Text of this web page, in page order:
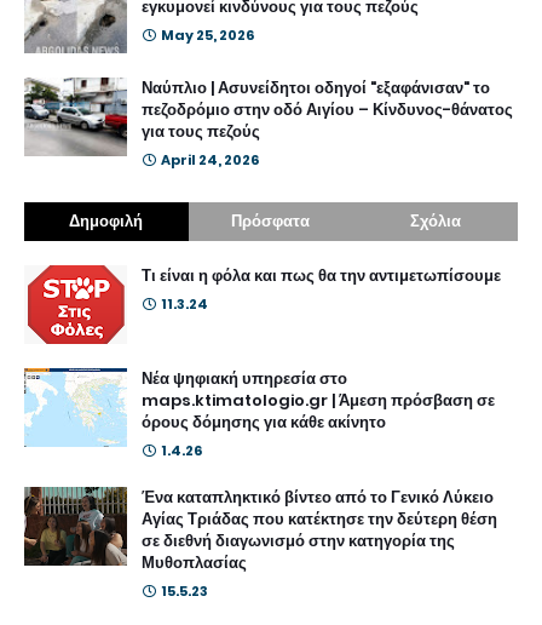
εγκυμονεί κινδύνους για τους πεζούς
May 25, 2026
Ναύπλιο | Ασυνείδητοι οδηγοί "εξαφάνισαν" το
πεζοδρόμιο στην οδό Αιγίου – Κίνδυνος-θάνατος
για τους πεζούς
April 24, 2026
Δημοφιλή Πρόσφατα Σχόλια
Τι είναι η φόλα και πως θα την αντιμετωπίσουμε
11.3.24
Νέα ψηφιακή υπηρεσία στο
maps.ktimatologio.gr | Άμεση πρόσβαση σε
όρους δόμησης για κάθε ακίνητο
1.4.26
Ένα καταπληκτικό βίντεο από το Γενικό Λύκειο
Αγίας Τριάδας που κατέκτησε την δεύτερη θέση
σε διεθνή διαγωνισμό στην κατηγορία της
Μυθοπλασίας
15.5.23